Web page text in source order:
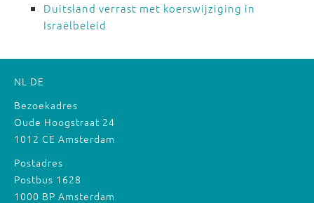
Duitsland verrast met koerswijziging in
Israëlbeleid
NL DE
Bezoekadres
Oude Hoogstraat 24
1012 CE Amsterdam
Postadres
Postbus 1628
1000 BP Amsterdam